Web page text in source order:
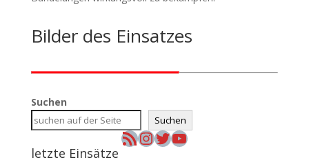
Bilder des Einsatzes
Suchen
Suchen
RSS-FeedInstagram
Twitter
YouTube
letzte Einsätze